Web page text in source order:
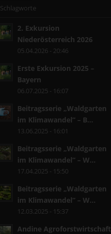
Schlagworte
2. Exkursion
Niederösterreich 2026
05.04.2026 - 20:46
Erste Exkursion 2025 –
Bayern
06.07.2025 - 16:07
Beitragsserie „Waldgarten
im Klimawandel“ – B...
13.06.2025 - 16:01
Beitragsserie „Waldgarten
im Klimawandel“ – W...
17.04.2025 - 15:50
Beitragsserie „Waldgarten
im Klimawandel“ – W...
12.03.2025 - 15:37
Andine Agroforstwirtschaft